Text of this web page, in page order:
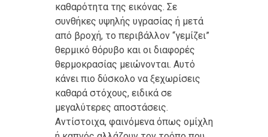
καθαρότητα της εικόνας. Σε
συνθήκες υψηλής υγρασίας ή μετά
από βροχή, το περιβάλλον “γεμίζει”
θερμικό θόρυβο και οι διαφορές
θερμοκρασίας μειώνονται. Αυτό
κάνει πιο δύσκολο να ξεχωρίσεις
καθαρά στόχους, ειδικά σε
μεγαλύτερες αποστάσεις.
Αντίστοιχα, φαινόμενα όπως ομίχλη